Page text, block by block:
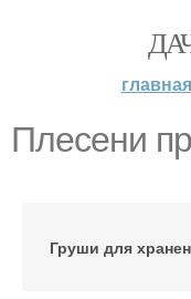
главная
Плесени
Груши для